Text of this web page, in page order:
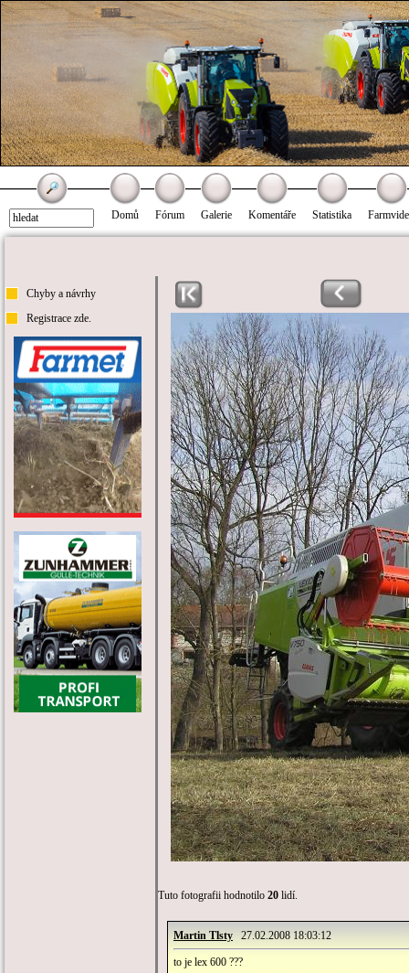
Domů Fórum Galerie Komentáře Statistika
Chyby a návrhy
Registrace zde.
Tuto fotografii hodnotilo 20 lidí.
Martin Tlsty 27.02.2008 18:03:12
to je lex 600 ???